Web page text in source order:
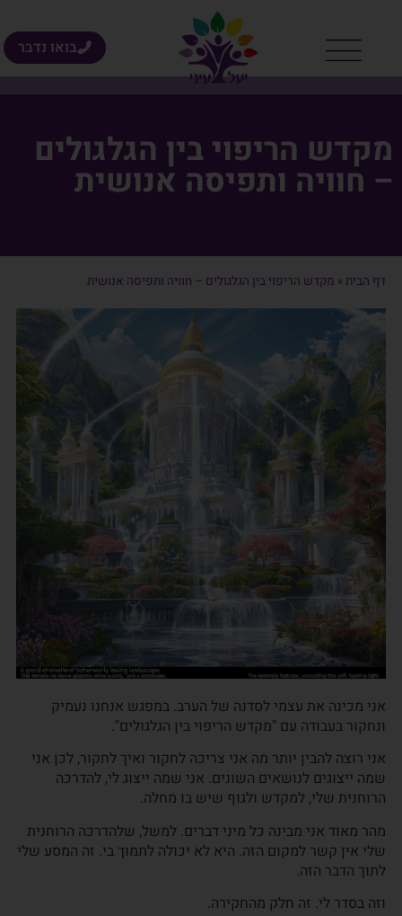
בואו נדבר
מקדש הריפוי בין הגלגולים
– חוויה ותפיסה אנושית
דף הבית» מקדש הריפוי בין הגלגולים – חוויה ותפיסה אנושית
אני מכינה את עצמי לסדנה של הערב. במפגש אנחנו נעמיק
ונחקור בעבודה עם "מקדש הריפוי בין הגלגולים".
אני רוצה להבין יותר מה אני צריכה לחקור ואיך לחקור, לכן אני
שמה ייצוגים לנושאים השונים. אני שמה ייצוג לי, להדרכה
הרוחנית שלי, למקדש ולגוף שיש בו מחלה.
מהר מאוד אני מבינה כל מיני דברים. למשל, שלהדרכה הרוחנית
שלי אין קשר למקום הזה. היא לא יכולה לתמוך בי. זה המסע שלי
לתוך הדבר הזה.
וזה בסדר לי. זה חלק מהחקירה.